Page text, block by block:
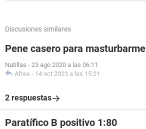
Discusiones similares
Pene casero para masturbarme
Natillas - 23 ago 2020 a las 06:11
Afree - 14 oct 2023 a las 15:21
2 respuestas
Paratífico B positivo 1:80